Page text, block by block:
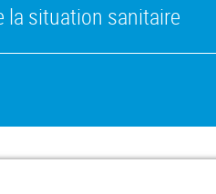
la situation sanitaire